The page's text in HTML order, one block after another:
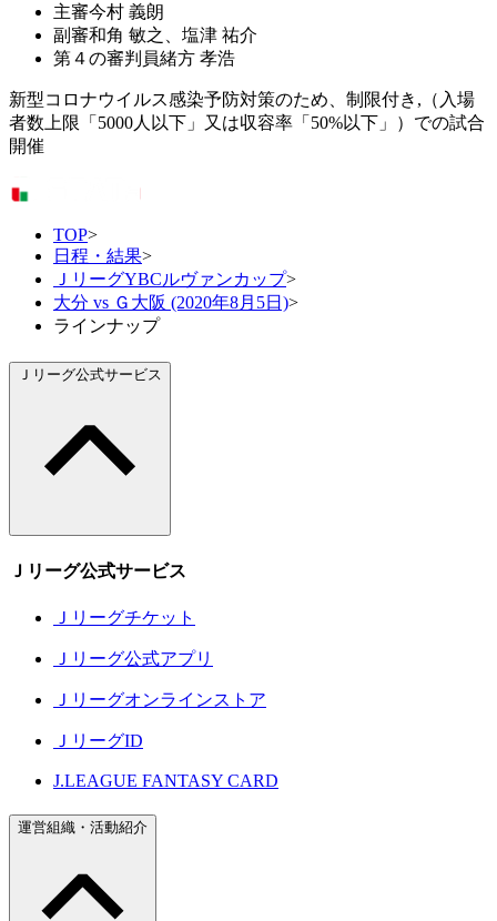
主審今村 義朗
副審和角 敏之、塩津 祐介
第４の審判員緒方 孝浩
新型コロナウイルス感染予防対策のため、制限付き,（入場
者数上限「5000人以下」又は収容率「50%以下」）での試合
開催
TOP>
日程・結果>
ＪリーグYBCルヴァンカップ>
大分 vs Ｇ大阪 (2020年8月5日)>
ラインナップ
Ｊリーグ公式サービス
Ｊリーグ公式サービス
Ｊリーグチケット
Ｊリーグ公式アプリ
Ｊリーグオンラインストア
ＪリーグID
J.LEAGUE FANTASY CARD
運営組織・活動紹介